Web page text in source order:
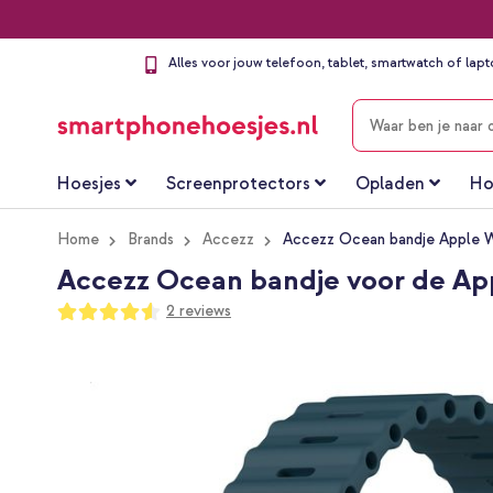
Alles voor jouw telefoon, tablet, smartwatch of
ZOEKEN
Hoesjes Screenprotectors Opladen
Home Brands Accezz Accezz Ocean bandje Apple
Accezz Ocean bandje voor de
Waardering:
90
100
2 reviews